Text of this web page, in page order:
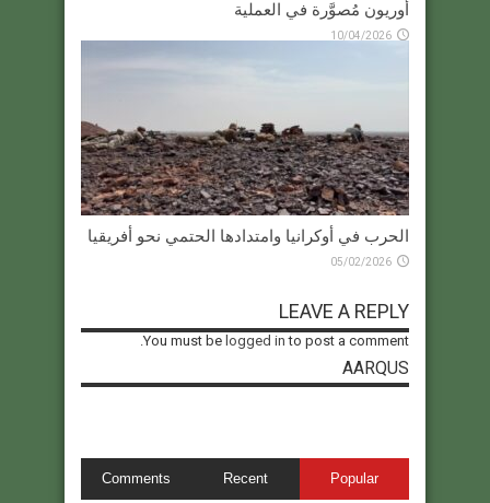
أوريون مُصوَّرة في العملية
10/04/2026
الحرب في أوكرانيا وامتدادها الحتمي نحو أفريقيا
05/02/2026
LEAVE A REPLY
You must be logged in to post a comment.
AARQUS
Popular
Recent
Comments